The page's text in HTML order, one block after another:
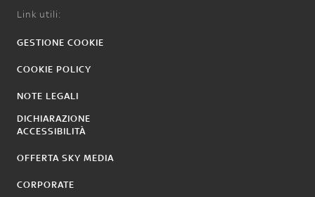
Link utili:
GESTIONE COOKIE
COOKIE POLICY
NOTE LEGALI
DICHIARAZIONE
ACCESSIBILITÀ
OFFERTA SKY MEDIA
CORPORATE